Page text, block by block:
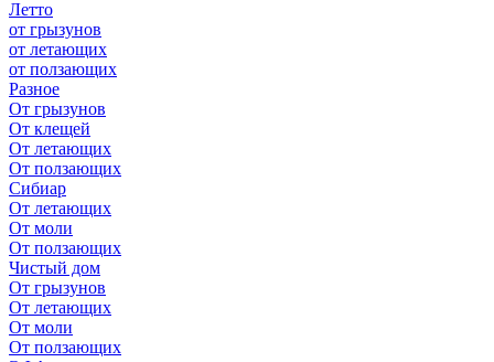
Летто
от грызунов
от летающих
от ползающих
Разное
От грызунов
От клещей
От летающих
От ползающих
Сибиар
От летающих
От моли
От ползающих
Чистый дом
От грызунов
От летающих
От моли
От ползающих